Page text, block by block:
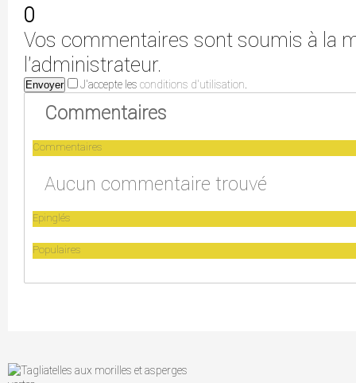
0
Vos commentaires sont soumis à la
l'administrateur.
Envoyer J'accepte les conditions d'utilisation.
Commentaires
Commentaires
Aucun commentaire trouvé
Epinglés
Populaires